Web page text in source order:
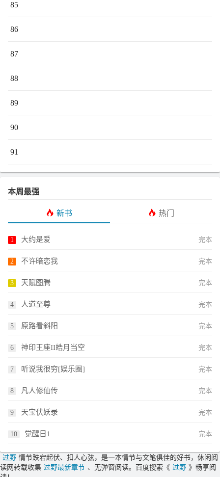
85
86
87
88
89
90
91
本周最强
新书 热门
大约是爱 完本
不许暗恋我 完本
天赋图腾 完本
人道至尊 完本
原路看斜阳 完本
神印王座II皓月当空 完本
听说我很穷[娱乐圈] 完本
凡人修仙传 完本
天宝伏妖录 完本
觉醒日1 完本
过野 情节跌宕起伏、扣人心弦，是一本情节与文笔俱佳的好书，休闲阅
读网转载收集 过野最新章节 、无弹窗阅读。百度搜索《 过野 》畅享阅